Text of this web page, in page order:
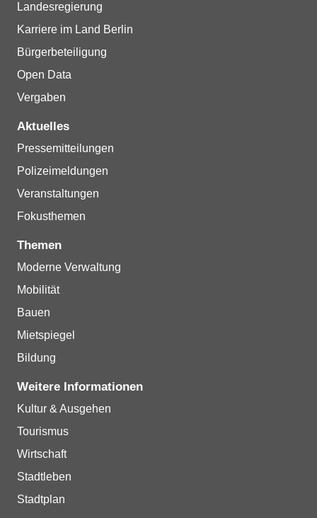
Landesregierung
Karriere im Land Berlin
Bürgerbeteiligung
Open Data
Vergaben
Aktuelles
Pressemitteilungen
Polizeimeldungen
Veranstaltungen
Fokusthemen
Themen
Moderne Verwaltung
Mobilität
Bauen
Mietspiegel
Bildung
Weitere Informationen
Kultur & Ausgehen
Tourismus
Wirtschaft
Stadtleben
Stadtplan